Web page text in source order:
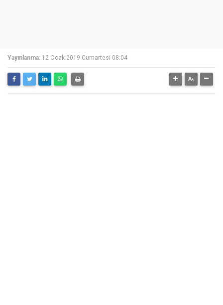
Yayınlanma: 12 Ocak 2019 Cumartesi 08:04